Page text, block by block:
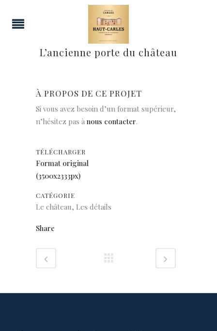
L’ancienne porte du château
À PROPOS DE CE PROJET
Si vous avez besoin d’un format supérieur,
n’hésitez pas à nous contacter.
TÉLÉCHARGER
Format original
(3500x2333px)
CATÉGORIE
Le château, Les détails
Share